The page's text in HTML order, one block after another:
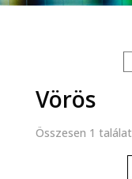
Vörös
Összesen 1 találat